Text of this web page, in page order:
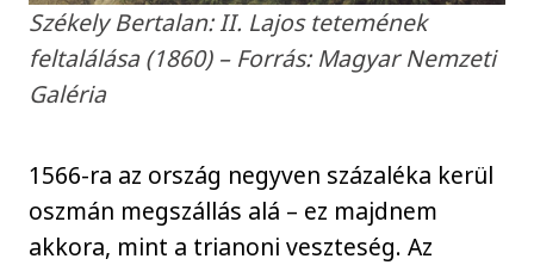
Székely Bertalan: II. Lajos tetemének
feltalálása (1860) – Forrás: Magyar Nemzeti
Galéria
1566-ra az ország negyven százaléka kerül
oszmán megszállás alá – ez majdnem
akkora, mint a trianoni veszteség. Az